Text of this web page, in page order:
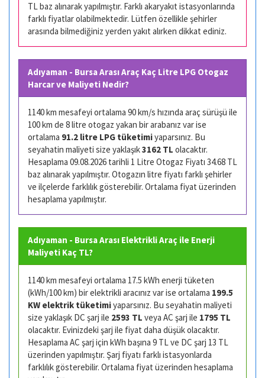
TL baz alınarak yapılmıştır. Farklı akaryakıt istasyonlarında
farklı fiyatlar olabilmektedir. Lütfen özellikle şehirler
arasında bilmediğiniz yerden yakıt alırken dikkat ediniz.
Adıyaman - Bursa Arası Araç Kaç Litre LPG Otogaz
Harcar ve Maliyeti Nedir?
1140 km mesafeyi ortalama 90 km/s hızında araç sürüşü ile
100 km de 8 litre otogaz yakan bir arabanız var ise
ortalama 91.2 litre LPG tüketimiyaparsınız. Bu
seyahatin maliyeti size yaklaşık3162 TL olacaktır.
Hesaplama 09.08.2026 tarihli 1 Litre Otogaz Fiyatı 34.68 TL
baz alınarak yapılmıştır. Otogazın litre fiyatı farklı şehirler
ve ilçelerde farklılık gösterebilir. Ortalama fiyat üzerinden
hesaplama yapılmıştır.
Adıyaman - Bursa Arası Elektrikli Araç ile Enerji
Maliyeti Kaç TL?
1140 km mesafeyi ortalama 17.5 kWh enerji tüketen
(kWh/100 km) bir elektrikli aracınız var ise ortalama 199.5
KW elektrik tüketimiyaparsınız. Bu seyahatin maliyeti
size yaklaşık DC şarj ile 2593 TL veya AC şarj ile 1795 TL
olacaktır. Evinizdeki şarj ile fiyat daha düşük olacaktır.
Hesaplama AC şarj için kWh başına 9 TL ve DC şarj 13 TL
üzerinden yapılmıştır. Şarj fiyatı farklı istasyonlarda
farklılık gösterebilir. Ortalama fiyat üzerinden hesaplama